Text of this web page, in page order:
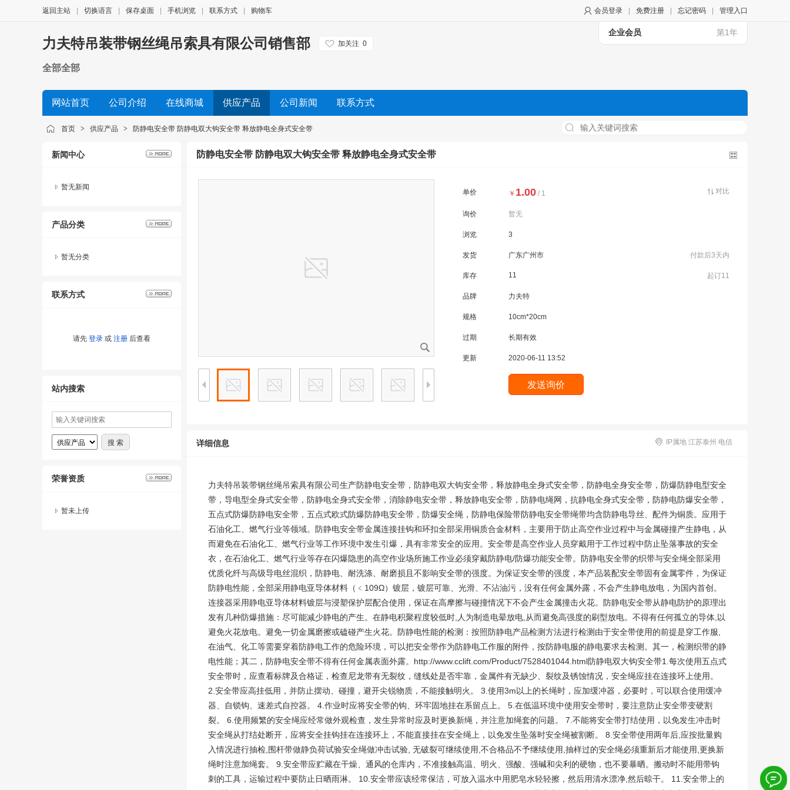
会员登录 免费注册 忘记密码 管理入口
返回主站 切换语言 保存桌面 手机浏览 联系方式 购物车
企业会员 第1年
力夫特吊装带钢丝绳吊索具有限公司销售部 加关注 0
全部全部
网站首页 公司介绍 在线商城 供应产品 公司新闻 联系方式
首页 > 供应产品 > 防静电安全带 防静电双大钩安全带 释放静电全身式安全带
新闻中心
暂无新闻
产品分类
暂无分类
联系方式
请先 登录 或 注册 后查看
站内搜索
荣誉资质
暂未上传
防静电安全带 防静电双大钩安全带 释放静电全身式安全带
单价 ￥ 1.00 / 1 对比
询价 暂无
浏览 3
发货 广东广州市 付款后3天内
库存 11 起订11
品牌 力夫特
规格 10cm*20cm
过期 长期有效
更新 2020-06-11 13:52
详细信息 IP属地 江苏泰州 电信
力夫特吊装带钢丝绳吊索具有限公司生产 防静电安全带，防静电双大钩安全带，释放静电全身式安全带，防静电全身安全带，防爆防静电型安全
带，导电型全身式安全带，防静电全身式安全带，消除静电安全带，释放静电安全带，防静电绳网，抗静电全身式安全带，防静电防爆安全带，
五点式防爆防静电安全带，五点式欧式防爆防静电安全带，防爆安全绳，防静电保险带防静电安全带绳带均含防静电导丝、配件为铜质。应用于
石油化工、燃气行业等领域。防静电安全带金属连接挂钩和环扣全部采用铜质合金材料，主要用于防止高空作业过程中与金属碰撞产生静电，从
而避免在石油化工、燃气行业等工作环境中发生引爆，具有非常安全的应用。安全带是高空作业人员穿戴用于工作过程中防止坠落事故的安全
衣，在石油化工、燃气行业等存在闪爆隐患的高空作业场所施工作业必须穿戴防静电/防爆功能安全带。防静电安全带的织带与安全绳全部采用
优质化纤与高级导电丝混织，防静电、耐洗涤、耐磨损且不影响安全带的强度。为保证安全带的强度，本产品装配安全带固有金属零件，为保证
防静电性能，全部采用静电亚导体材料（﹤109Ω）镀层，镀层可靠、光滑、不沾油污，没有任何金属外露，不会产生静电放电，为国内首创。
连接器采用静电亚导体材料镀层与浸塑保护层配合使用，保证在高摩擦与碰撞情况下不会产生金属撞击火花。防静电安全带从静电防护的原理出
发有几种防爆措施：尽可能减少静电的产生。在静电积聚程度较低时,人为制造电晕放电,从而避免高强度的刷型放电。不得有任何孤立的导体,以
避免火花放电。避免一切金属磨擦或磕碰产生火花。防静电性能的检测：按照防静电产品检测方法进行检测由于安全带使用的前提是穿工作服,
在油气、化工等需要穿着防静电工作的危险环境，可以把安全带作为防静电工作服的附件，按防静电服的静电要求去检测。其一，检测织带的静
电性能；其二，防静电安全带不得有任何金属表面外露。http://www.cclift.com/Product/7528401044.html防静电双大钩安全带1.每次使用五点式
安全带时，应查看标牌及合格证，检查尼龙带有无裂纹，缝线处是否牢靠，金属件有无缺少、裂纹及锈蚀情况，安全绳应挂在连接环上使用。
2.安全带应高挂低用，并防止摆动、碰撞，避开尖锐物质，不能接触明火。 3.使用3m以上的长绳时，应加缓冲器，必要时，可以联合使用缓冲
器、自锁钩、速差式自控器。 4.作业时应将安全带的钩、环牢固地挂在系留点上。 5.在低温环境中使用安全带时，要注意防止安全带变硬割
裂。 6.使用频繁的安全绳应经常做外观检查，发生异常时应及时更换新绳，并注意加绳套的问题。 7.不能将安全带打结使用，以免发生冲击时
安全绳从打结处断开，应将安全挂钩挂在连接环上，不能直接挂在安全绳上，以免发生坠落时安全绳被割断。 8.安全带使用两年后,应按批量购
入情况进行抽检,围杆带做静负荷试验安全绳做冲击试验, 无破裂可继续使用,不合格品不予继续使用,抽样过的安全绳必须重新后才能使用,更换新
绳时注意加绳套。 9.安全带应贮藏在干燥、通风的仓库内，不准接触高温、明火、强酸、强碱和尖利的硬物，也不要暴晒。搬动时不能用带钩
刺的工具，运输过程中要防止日晒雨淋。 10.安全带应该经常保洁，可放入温水中用肥皂水轻轻擦，然后用清水漂净,然后晾干。 11.安全带上的